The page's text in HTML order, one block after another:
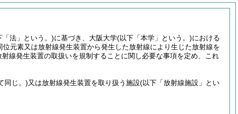
法」という。)に基づき、大阪大学(以下「本学」という。)における
位元素又は放射線発生装置から発生した放射線により生じた放射線を
射線発生装置の取扱いを規制することに関し必要な事項を定め、これ
同じ。)又は放射線発生装置を取り扱う施設(以下「放射線施設」とい